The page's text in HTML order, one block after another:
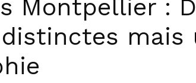
Montpellier :
mais